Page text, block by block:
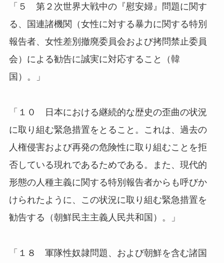
「５ 第２次世界大戦中の『慰安婦』問題に関す
る、国連諸機関（女性に対する暴力に関する特別
報告者、女性差別撤廃委員会および拷問禁止委員
会）による勧告に誠実に対応すること（韓
国）。」
「１０ 日本における継続的な歴史の歪曲の状況
に取り組む緊急措置をとること。これは、過去の
人権侵害および再発の危険性に取り組むことを拒
否している現れであるためである。また、現代的
形態の人種主義に関する特別報告者からも呼びか
けられたように、この状況に取り組む緊急措置を
勧告する（朝鮮民主主義人民共和国）。」
「１８ 軍隊性奴隷問題、および朝鮮を含む諸国